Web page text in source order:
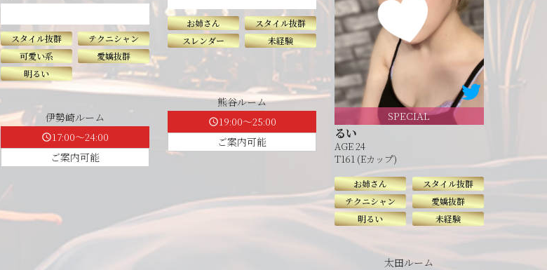
スタイル抜群
テクニシャン
可愛い系
愛嬌抜群
明るい
伊勢崎ルーム
schedule17:00～24:00
ご案内可能
お姉さん
スタイル抜群
スレンダー
未経験
熊谷ルーム
schedule19:00～25:00
ご案内可能
SPECIAL
るい
AGE 24
T161 (Eカップ)
お姉さん
スタイル抜群
テクニシャン
愛嬌抜群
明るい
未経験
太田ルーム